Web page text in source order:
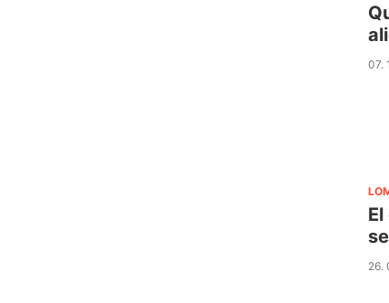
07.
26.